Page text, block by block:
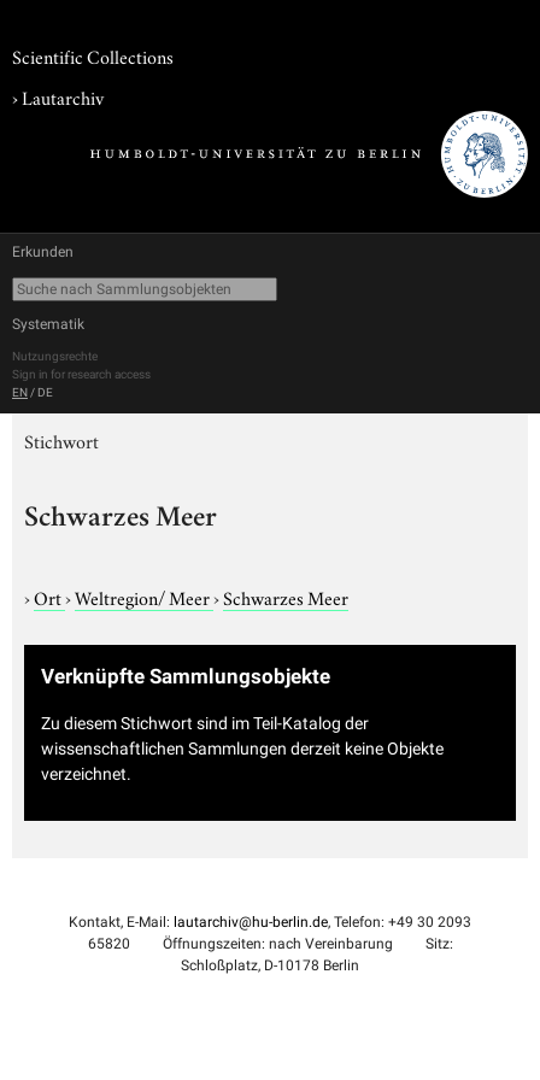
Scientific Collections
›Lautarchiv
Erkunden
Systematik
Nutzungsrechte
Sign in for research access
EN / DE
Stichwort
Schwarzes Meer
›Ort›Weltregion/ Meer›Schwarzes Meer
Verknüpfte Sammlungsobjekte
Zu diesem Stichwort sind im Teil-Katalog der
wissenschaftlichen Sammlungen derzeit keine Objekte
verzeichnet.
Kontakt, E-Mail: lautarchiv@hu-berlin.de, Telefon: +49 30 2093
65820
Öffnungszeiten: nach Vereinbarung
Sitz:
Schloßplatz, D-10178 Berlin